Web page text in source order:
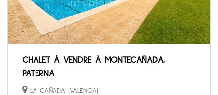
CHALET À VENDRE À MONTECAÑADA,
PATERNA
LA CAÑADA (VALENCIA)